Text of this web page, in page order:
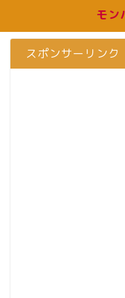
モン
スポンサーリンク